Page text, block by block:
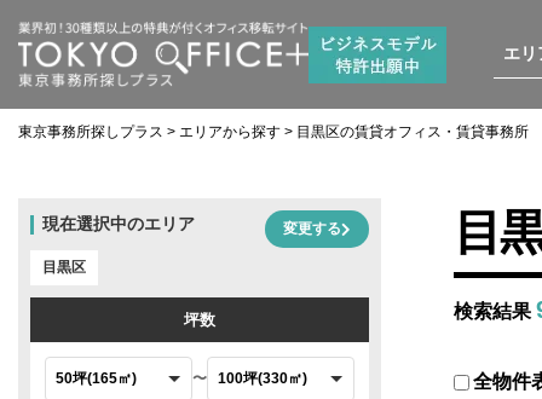
エリ
東京事務所探しプラス > エリアから探す > 目黒区の賃貸オフィス・賃貸事務所
現在選択中のエリア
目黒区
変更する
坪数
〜
目
検索結果
全物件